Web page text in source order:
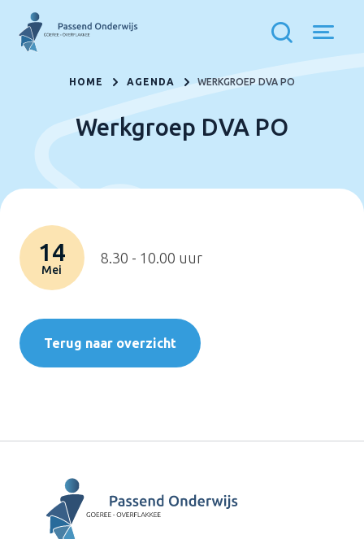
HOME AGENDA WERKGROEP DVA PO
Werkgroep DVA PO
14
Mei
8.30 - 10.00 uur
Terug naar overzicht